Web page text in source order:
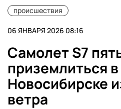
происшествия
06 ЯНВАРЯ 2026 08:16
Самолет S7
приземлиться в
Новосибирске
ветра